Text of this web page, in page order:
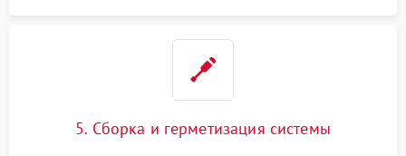
5. Сборка и герметизация системы